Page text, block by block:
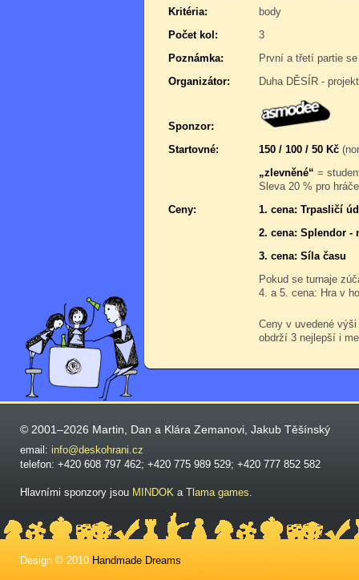
Kritéria:
body
Počet kol:
3
Poznámka:
První a třetí partie
Organizátor:
Duha DĚSÍR -
Sponzor:
Startovné:
150 / 100 / 50 Kč
„zlevněné“ =
Sleva 20 % pro
Ceny:
1. cena: Trpasličí
2. cena: Splendor -
3. cena: Síla času
Pokud se turnaje
4. a 5. cena: Hra v
Ceny v uvedené
obdrží 3 nejlepší i
© 2001–2026 Martin, Dan a Klára Zemanovi, Jakub Těšínský
email: info@deskohrani.cz
telefon: +420 608 797 462; +420 775 989 529; +420 777 852 582
Hlavními sponzory jsou MINDOK a Tlama games.
Design © 2010 Handmade Dreams